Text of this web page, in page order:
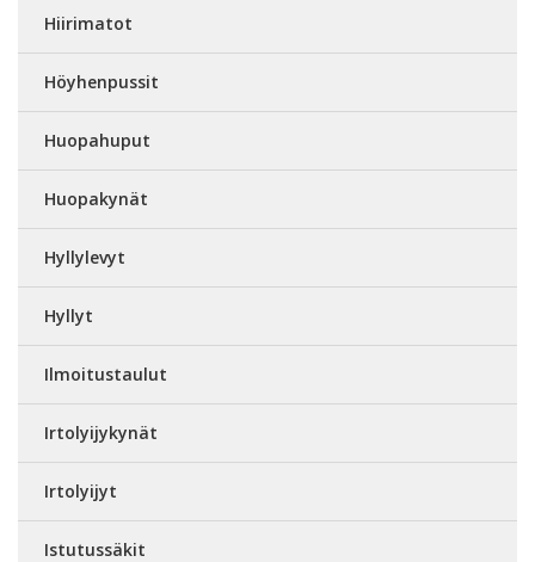
Hiirimatot
Höyhenpussit
Huopahuput
Huopakynät
Hyllylevyt
Hyllyt
Ilmoitustaulut
Irtolyijykynät
Irtolyijyt
Istutussäkit